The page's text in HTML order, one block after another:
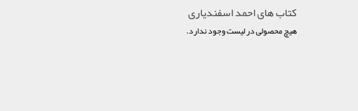
کتاب های احمد اسفندیاری
هیچ محصولی در لیست وجود ندارد.